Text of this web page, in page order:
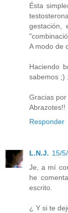
Ésta
gestación,
A modo de
Haciendo
sabemos ;)
Gracias
Abrazotes!!
Responder
L.N.J. 15/
Je, a mí
he
escrito.
¿ Y si te